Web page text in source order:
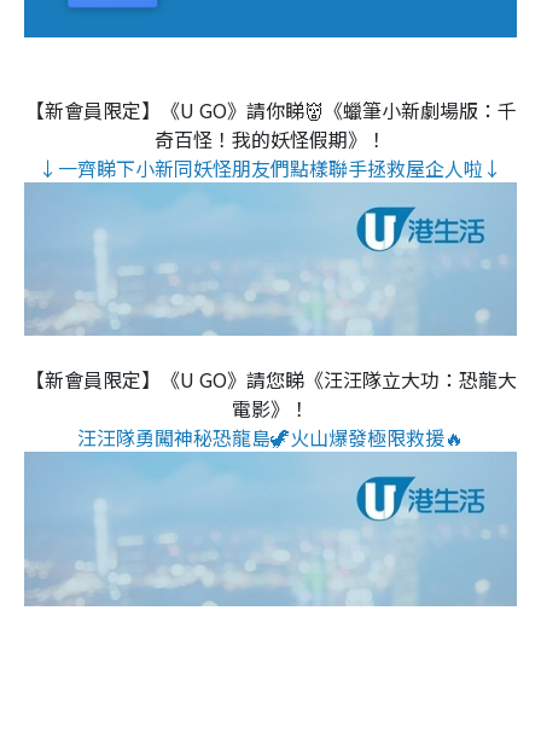
【新會員限定】《U GO》請你睇👹《蠟筆小新劇場版：千
奇百怪！我的妖怪假期》！
↓一齊睇下小新同妖怪朋友們點樣聯手拯救屋企人啦↓
【新會員限定】《U GO》請您睇《汪汪隊立大功：恐龍大
電影》！
汪汪隊勇闖神秘恐龍島🦖火山爆發極限救援🔥